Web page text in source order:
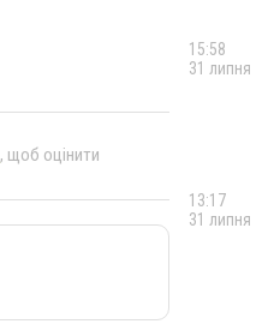
, щоб оцінити
15:58
31 липня
13:17
31 липня